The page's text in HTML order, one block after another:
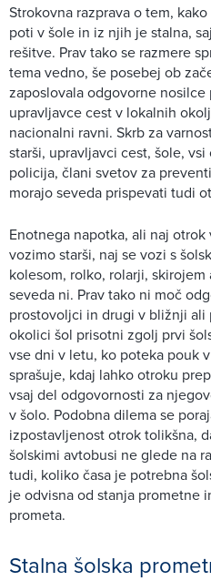
Strokovna razprava o tem,
poti v šole in iz njih je stalna,
rešitve. Prav tako se razmere
tema vedno, še posebej ob
zaposlovala odgovorne
upravljavce cest v lokalnih
nacionalni ravni. Skrb za
starši, upravljavci cest, šole,
policija, člani svetov za
morajo seveda prispevati tudi
Enotnega napotka, ali naj
vozimo starši, naj se vozi s
kolesom, rolko, rolarji,
seveda ni. Prav tako ni moč
prostovoljci in drugi v bližnji
okolici šol prisotni zgolj prvi
vse dni v letu, ko poteka pouk
sprašuje, kdaj lahko otroku
vsaj del odgovornosti za
v šolo. Podobna dilema se
izpostavljenost otrok tolikšna,
šolskimi avtobusi ne glede na
tudi, koliko časa je potrebna
je odvisna od stanja prometne
prometa.
Stalna šolska